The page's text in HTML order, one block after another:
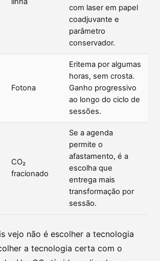
com laser em papel
coadjuvante e
parâmetro
conservador.
Fotona
Eritema por algumas
horas, sem crosta.
Ganho progressivo
ao longo do ciclo de
sessões.
CO₂
fracionado
Se a agenda
permite o
afastamento, é a
escolha que
entrega mais
transformação por
sessão.
vejo não é escolher a tecnologia
a tecnologia certa com o